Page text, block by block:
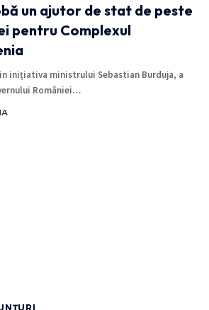
un ajutor de stat de peste
pentru Complexul
inițiativa ministrului Sebastian Burduja, a
României…